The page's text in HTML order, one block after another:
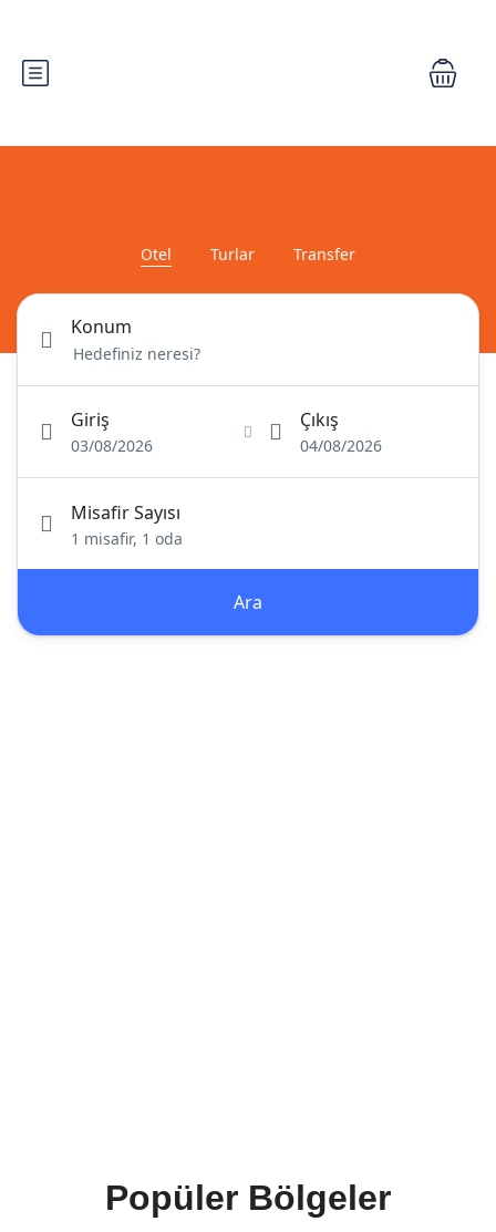
Otel Turlar Transfer
Konum
Giriş
03/08/2026
Çıkış
04/08/2026
Misafir Sayısı
1 misafir, 1 oda
Ara
Popüler Bölgeler